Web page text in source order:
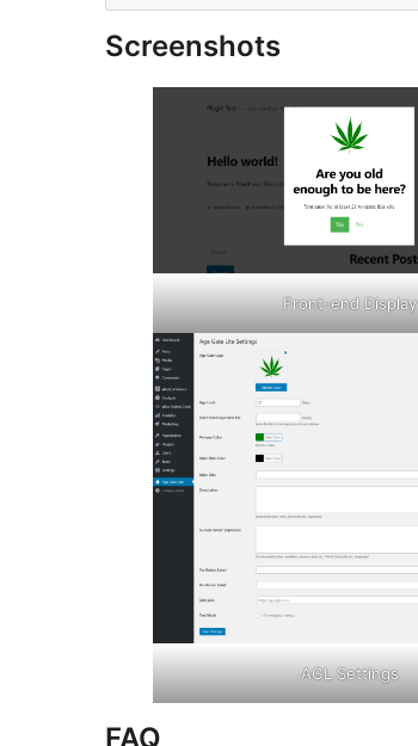
Screenshots
Front-end Display
AGL Settings
FAQ